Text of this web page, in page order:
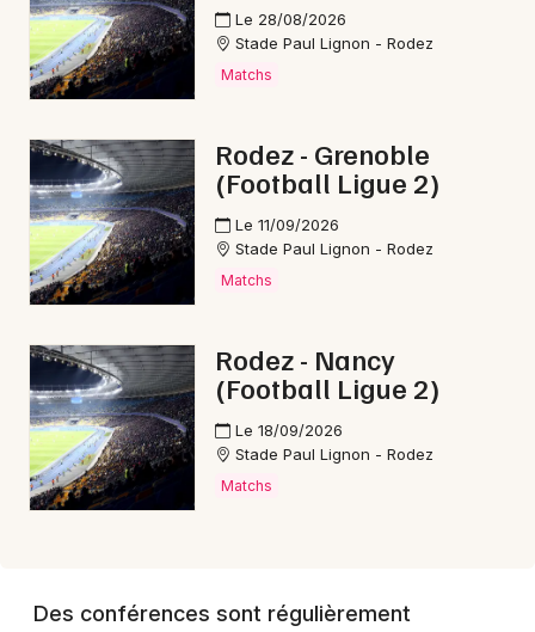
Magazine à Saint-Affrique
12 - Aveyron
Mon email
Le 28/08/2026
Stade Paul Lignon - Rodez
Matchs
Rodez - Grenoble
(Football Ligue 2)
Le 11/09/2026
Stade Paul Lignon - Rodez
Matchs
Rodez - Nancy
(Football Ligue 2)
Le 18/09/2026
Stade Paul Lignon - Rodez
Matchs
Des conférences sont régulièrement